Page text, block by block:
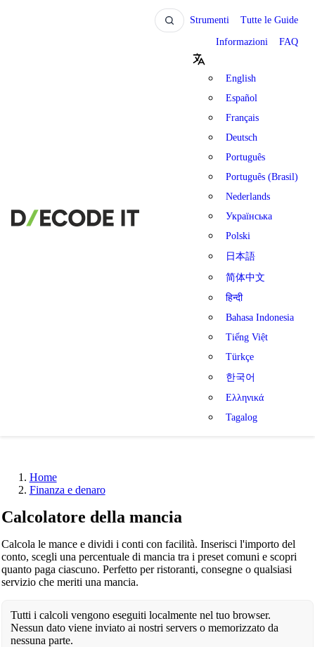
Strumenti Tutte le Guide
Informazioni FAQ
English
Español
Français
Deutsch
Português
Português (Brasil)
Nederlands
Українська
Polski
日本語
简体中文
हिन्दी
Bahasa Indonesia
Tiếng Việt
Türkçe
한국어
Ελληνικά
Tagalog
Home
Finanza e denaro
Calcolatore della mancia
Calcola le mance e dividi i conti con facilità. Inserisci l'importo del
conto, scegli una percentuale di mancia tra i preset comuni e scopri
quanto paga ciascuno. Perfetto per ristoranti, consegne o qualsiasi
servizio che meriti una mancia.
Tutti i calcoli vengono eseguiti localmente nel tuo browser.
Nessun dato viene inviato ai nostri servers o memorizzato da
nessuna parte.